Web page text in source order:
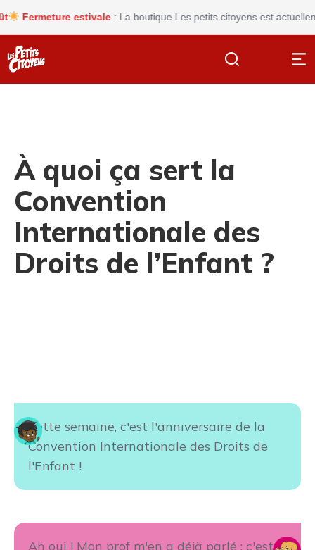
estivale: La boutique Les petits citoyens est actuellement
À quoi ça sert la
Convention
Internationale des
Droits de l’Enfant ?
Cette semaine, c'est l'anniversaire de la
Convention Internationale des Droits de
l'Enfant !
Ah oui ! Mon prof m'en a déjà parlé : c'est